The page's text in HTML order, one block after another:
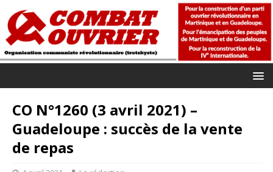
CO N°1260 (3 avril 2021) –
Guadeloupe : succès de la vente
de repas